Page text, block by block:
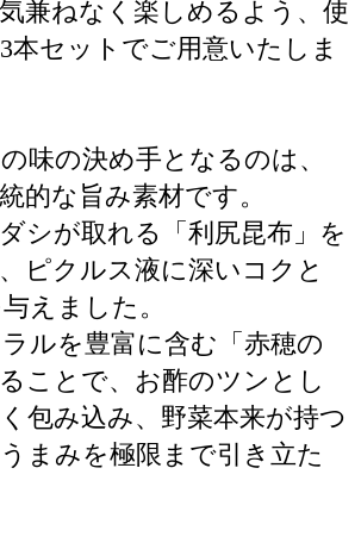
兼ねなく楽しめるよう、使
本セットでご用意いたしま
味の決め手となるのは、
的な旨み素材です。
シが取れる「利尻昆布」を
ピクルス液に深いコクと
えました。
ルを豊富に含む「赤穂の
ことで、お酢のツンとし
包み込み、野菜本来が持つ
まみを極限まで引き立た